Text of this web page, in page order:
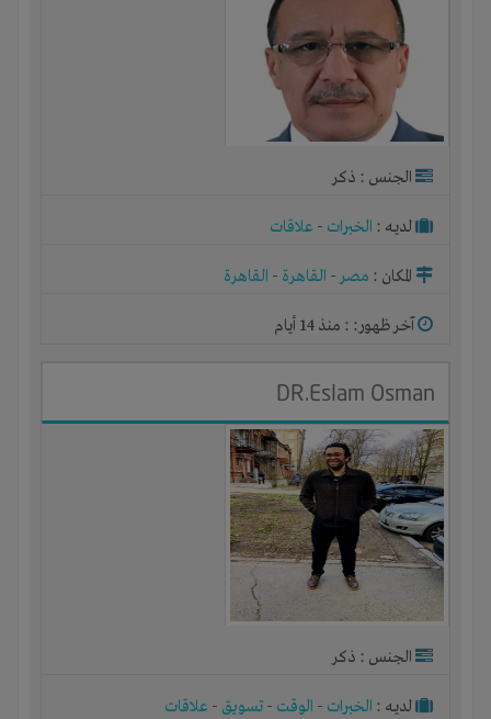
الجنس : ذكر
لديـه : الخبرات - علاقات
المكان : مصر- القاهرة - القاهرة
آخر ظهور: : منذ 14 أيام
DR.Eslam Osman
الجنس : ذكر
لديـه : الخبرات - الوقت - تسويق - علاقات